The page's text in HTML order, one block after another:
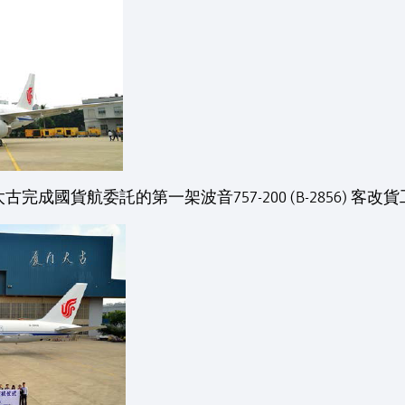
古完成國貨航委託的第一架波音757-200 (B-2856) 客改貨